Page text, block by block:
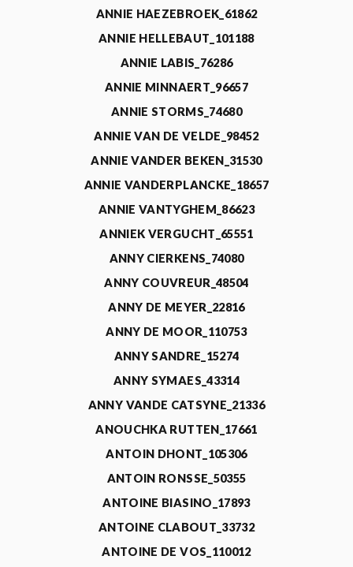
ANNIE HAEZEBROEK_61862
ANNIE HELLEBAUT_101188
ANNIE LABIS_76286
ANNIE MINNAERT_96657
ANNIE STORMS_74680
ANNIE VAN DE VELDE_98452
ANNIE VANDER BEKEN_31530
ANNIE VANDERPLANCKE_18657
ANNIE VANTYGHEM_86623
ANNIEK VERGUCHT_65551
ANNY CIERKENS_74080
ANNY COUVREUR_48504
ANNY DE MEYER_22816
ANNY DE MOOR_110753
ANNY SANDRE_15274
ANNY SYMAES_43314
ANNY VANDE CATSYNE_21336
ANOUCHKA RUTTEN_17661
ANTOIN DHONT_105306
ANTOIN RONSSE_50355
ANTOINE BIASINO_17893
ANTOINE CLABOUT_33732
ANTOINE DE VOS_110012